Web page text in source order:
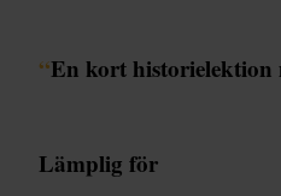
“En kort
Lämplig för